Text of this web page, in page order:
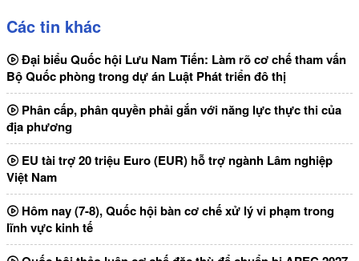
Các tin khác
Đại biểu Quốc hội Lưu Nam Tiến: Làm rõ cơ chế tham vấn
Bộ Quốc phòng trong dự án Luật Phát triển đô thị
Phân cấp, phân quyền phải gắn với năng lực thực thi của
địa phương
EU tài trợ 20 triệu Euro (EUR) hỗ trợ ngành Lâm nghiệp
Việt Nam
Hôm nay (7-8), Quốc hội bàn cơ chế xử lý vi phạm trong
lĩnh vực kinh tế